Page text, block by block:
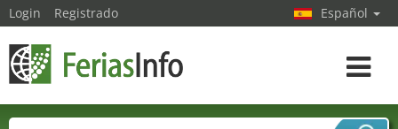
Login Registrado Español
toggle